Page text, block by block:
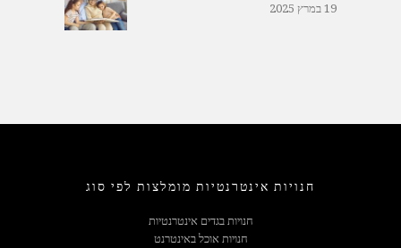
19 במרץ 2025
חנויות אינטרנטיות מומלצות לפי סוג
חנויות בגדים אינטרנטיות
חנויות אוכל באינטרנט